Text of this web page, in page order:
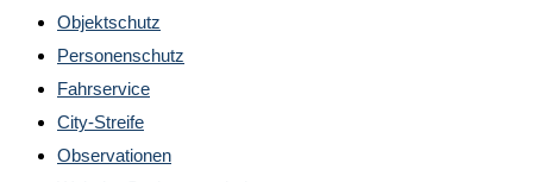
Objektschutz
Personenschutz
Fahrservice
City-Streife
Observationen